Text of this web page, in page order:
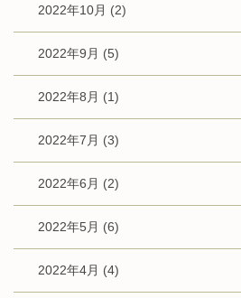
2022年10月 (2)
2022年9月 (5)
2022年8月 (1)
2022年7月 (3)
2022年6月 (2)
2022年5月 (6)
2022年4月 (4)